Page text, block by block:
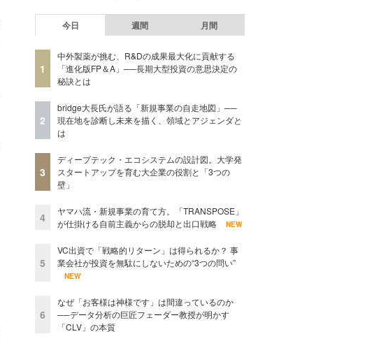
今日 週間 月間
1
中外製薬が挑む、R&Dの成果最大化に貢献する
「進化版FP＆A」──長期大型投資の意思決定の
秘訣とは
2
bridge大長氏が語る「新規事業の自走地図」──
現在地を診断し未来を描く、領域とアジェンダと
は
3
ディープテック・エコシステムの設計図。大学発
スタートアップを育む大企業の役割と「3つの
壁」
4
ヤマハ流・新規事業の育て方。「TRANSPOSE」
が仕掛ける自前主義からの脱却と出口戦略
NEW
5
VC出資で「戦略的リターン」は得られるか？ 事
業会社が投資を無駄にしないための“3つの問い”
NEW
6
なぜ「お客様は神様です」は間違っているのか
──データ分析の巨匠フェーダー教授が明かす
「CLV」の本質